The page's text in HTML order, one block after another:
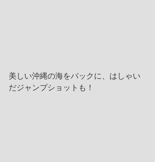
美しい沖縄の海をバックに、はしゃい
だジャンプショットも！